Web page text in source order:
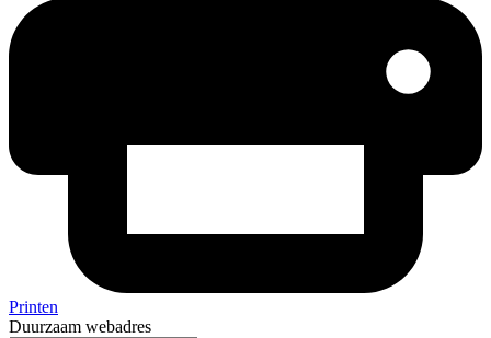
Printen
Duurzaam webadres